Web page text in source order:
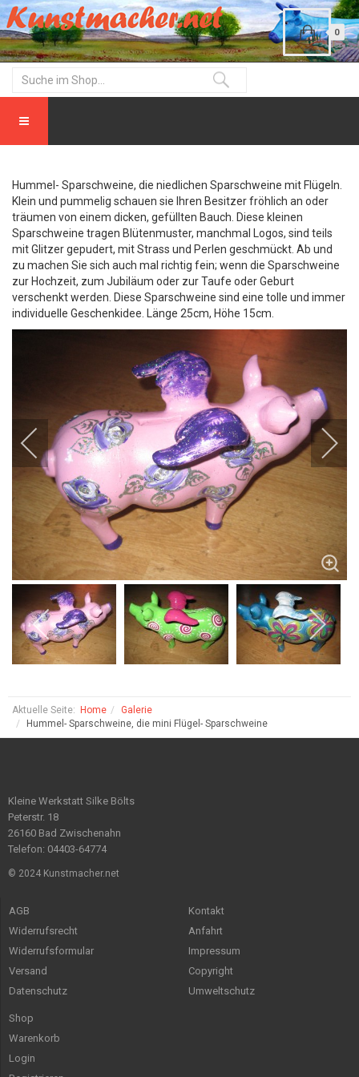
0
Hummel- Sparschweine, die niedlichen Sparschweine mit Flügeln.
Klein und pummelig schauen sie Ihren Besitzer fröhlich an oder
träumen von einem dicken, gefüllten Bauch. Diese kleinen
Sparschweine tragen Blütenmuster, manchmal Logos, sind teils
mit Glitzer gepudert, mit Strass und Perlen geschmückt. Ab und
zu machen Sie sich auch mal richtig fein; wenn die Sparschweine
zur Hochzeit, zum Jubiläum oder zur Taufe oder Geburt
verschenkt werden. Diese Sparschweine sind eine tolle und immer
individuelle Geschenkidee. Länge 25cm, Höhe 15cm.
Aktuelle Seite: Home
Galerie
Hummel- Sparschweine, die mini Flügel- Sparschweine
Kleine Werkstatt Silke Bölts
Peterstr. 18
26160 Bad Zwischenahn
Telefon: 04403-64774
© 2024 Kunstmacher.net
AGB
Widerrufsrecht
Widerrufsformular
Versand
Datenschutz
Kontakt
Anfahrt
Impressum
Copyright
Umweltschutz
Shop
Warenkorb
Login